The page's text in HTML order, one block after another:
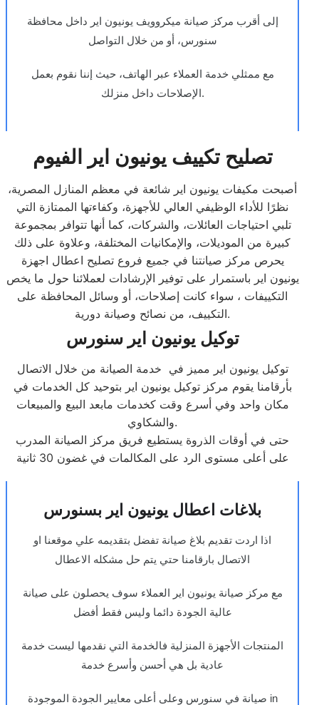
إلى أقرب مركز صيانة ميكروويف يونيون اير داخل محافظة
سنورس، أو من خلال التواصل
مع ممثلي خدمة العملاء عبر الهاتف، حيث إننا نقوم بعمل
الإصلاحات داخل منزلك.
تصليح تكييف يونيون اير الفيوم
أصبحت مكيفات يونيون اير شائعة في معظم المنازل المصرية،
نظرًا للأداء الوظيفي العالي للأجهزة، وكفاءتها الممتازة التي
تلبي احتياجات العائلات، والشركات، كما أنها تتوافر بمجموعة
كبيرة من الموديلات، والإمكانيات المختلفة، وعلاوة على ذلك
يحرص مركز صيانتنا في جميع فروع تصليح اعطال اجهزة
يونيون اير باستمرار على توفير الإرشادات لعملائنا حول ما يخص
التكييفات ، سواء كانت إصلاحات، أو وسائل المحافظة على
التكييف، من نصائح وصيانة دورية.
توكيل يونيون اير سنورس
توكيل يونيون اير مميز في خدمة الصيانة من خلال الاتصال
بأرقامنا يقوم مركز توكيل يونيون اير بتوحيد كل الخدمات في
مكان واحد وفي أسرع وقت كخدمات مابعد البيع والمبيعات
والشكاوي.
حتى في أوقات الذروة يستطيع فريق مركز الصيانة المدرب
على أعلى مستوى الرد على المكالمات في غضون 30 ثانية
بلاغات اعطال يونيون اير بسنورس
اذا اردت تقديم بلاغ صيانة تفضل بتقديمه علي موقعنا او
الاتصال بارقامنا حتي يتم حل مشكله الاعطال
مع مركز صيانة يونيون اير العملاء سوف يحصلون على صيانة
عالية الجودة دائما وليس فقط أفضل
المنتجات الأجهزة المنزلية فالخدمة التي نقدمها ليست خدمة
عادية بل هي أحسن وأسرع خدمة
صيانة في سنورس وعلى أعلى معايير الجودة الموجودة in